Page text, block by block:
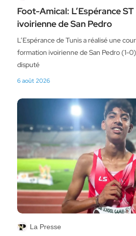
Foot-Amical: L’Espérance
ivoirienne de San Pedro
L’Espérance de Tunis a réalisé une
formation ivoirienne de San Pedro (1-
disputé
6 août 2026
La Presse